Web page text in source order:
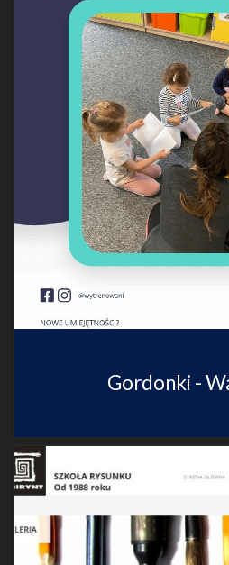
Gordonki -